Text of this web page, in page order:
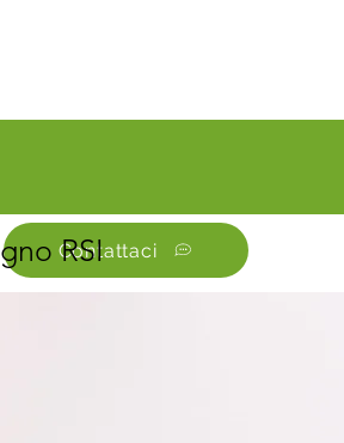
Contattaci
RSI